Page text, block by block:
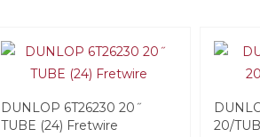
DUNLOP 6T26230 20˝
TUBE (24) Fretwire
20/